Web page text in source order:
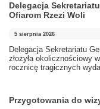
Delegacja
Ofiarom Rzezi Woli
5 sierpnia 2026
Delegacja Sekretariatu
złożyła okolicznościowy
rocznicę tragicznych
Przygotowania do